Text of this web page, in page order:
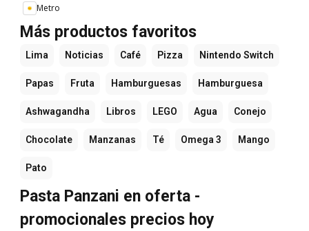
Metro
Más productos favoritos
Lima Noticias Café Pizza Nintendo Switch
Papas Fruta Hamburguesas Hamburguesa
Ashwagandha Libros LEGO Agua Conejo
Chocolate Manzanas Té Omega 3 Mango
Pato
Pasta Panzani en oferta -
promocionales precios hoy